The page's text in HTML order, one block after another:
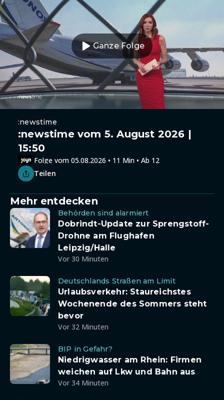
Ganze Folge
:newstime
:newstime vom 5. August 2026 |
15:50
Folge vom 05.08.2026 • 11 Min • Ab 12
Teilen
Mehr entdecken
Behörden sind alarmiert
Dobrindt-Update zur Sprengstoff-
Drohne am Flughafen
Leipzig/Halle
Vor 30 Minuten
Deutschlands Straßen am Limit
Urlaubsverkehr: Staureichstes
Wochenende des Sommers steht
bevor
Vor 32 Minuten
BIP in Gefahr?
Niedrigwasser am Rhein: Firmen
weichen auf Lkw und Bahn aus
Vor 34 Minuten